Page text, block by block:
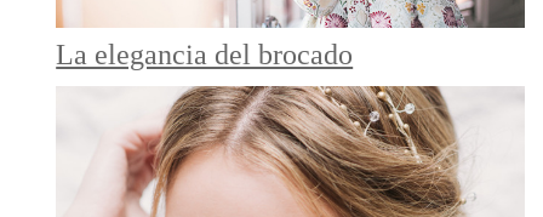
La elegancia del brocado